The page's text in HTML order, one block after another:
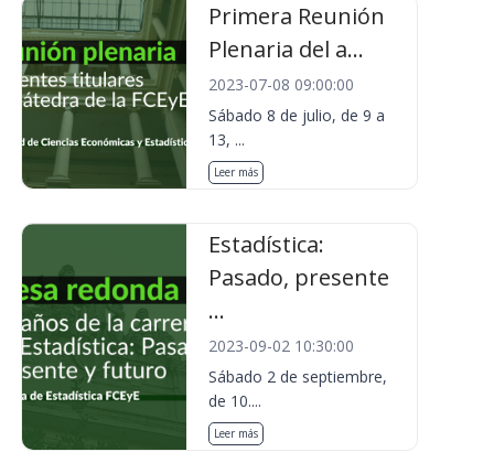
Primera Reunión
Plenaria del a...
2023-07-08 09:00:00
Sábado 8 de julio, de 9 a
13, ...
Leer más
Estadística:
Pasado, presente
...
2023-09-02 10:30:00
Sábado 2 de septiembre,
de 10....
Leer más